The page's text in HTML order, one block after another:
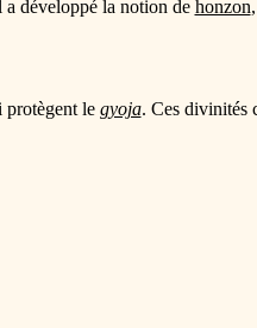
développé la notion de honzon
protègent le gyoja. Ces divinités